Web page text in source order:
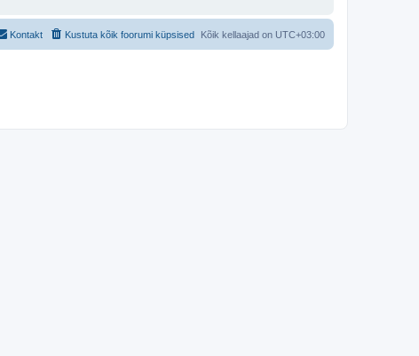
Kõik kellaajad on UTC+03:00
Kustuta kõik foorumi küpsised
Kontakt